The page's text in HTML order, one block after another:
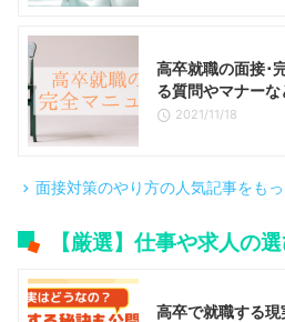
高卒就職の面接･
る質問やマナー
2021/11/18
面接対策のやり方の人気記事をも
【厳選】仕事や求人の
高卒で就職する